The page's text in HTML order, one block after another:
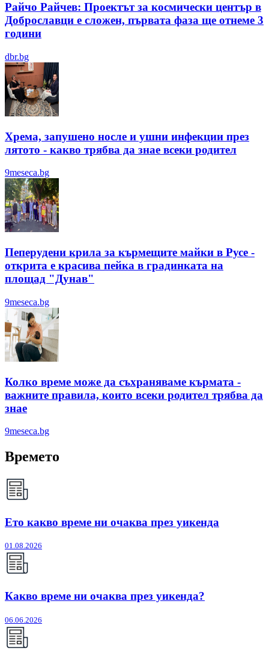
Райчо Райчев: Проектът за космически център в
Доброславци е сложен, първата фаза ще отнеме 3
години
dbr.bg
Хрема, запушено носле и ушни инфекции през
лятотo - какво трябва да знае всеки родител
9meseca.bg
Пеперудени крила за кърмещите майки в Русе -
открита е красива пейка в градинката на
площад "Дунав"
9meseca.bg
Колко време може да съхраняваме кърмата -
важните правила, които всеки родител трябва да
знае
9meseca.bg
Времето
Ето какво време ни очаква през уикенда
01.08.2026
Какво време ни очаква през уикенда?
06.06.2026